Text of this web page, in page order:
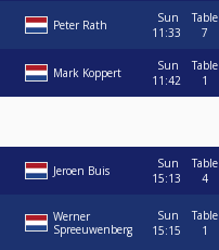
Peter Rath
Sun
11:33
Table
7
Mark Koppert
Sun
11:42
Table
1
Jeroen Buis
Sun
15:13
Table
4
Werner
Spreeuwenberg
Sun
15:15
Table
1